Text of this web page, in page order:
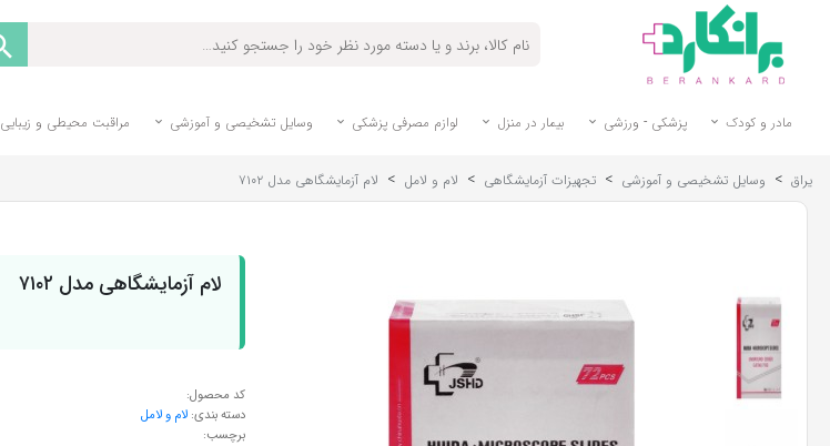
مادر و کودک پزشکی - ورزشی بیمار در منزل لوازم مصرفی پزشکی وسایل تشخیصی و آموزشی مراقبت محیطی و زیبایی
یراق > وسایل تشخیصی و آموزشی > تجهیزات آزمایشگاهی > لام و لامل > لام آزمایشگاهی مدل ۷۱۰۲
لام آزمایشگاهی مدل ۷۱۰۲
کد محصول:
دسته بندی: لام و لامل
برچسب: